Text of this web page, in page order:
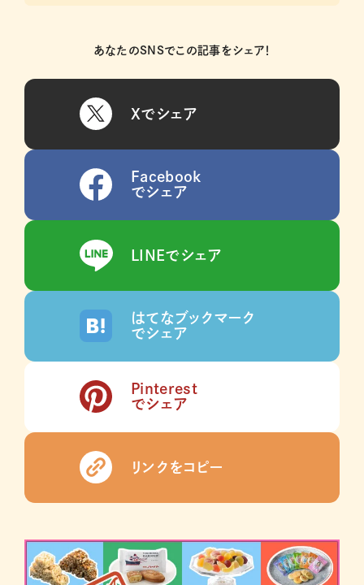
あなたのSNSでこの記事をシェア！
Xでシェア
Facebook
でシェア
LINEでシェア
はてなブックマーク
でシェア
Pinterest
でシェア
リンクをコピー